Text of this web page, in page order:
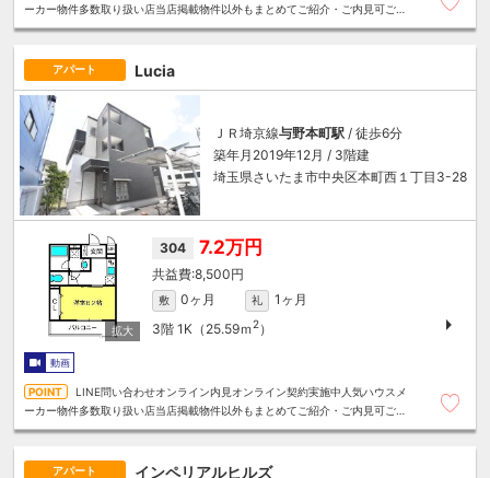
ーカー物件多数取り扱い店当店掲載物件以外もまとめてご紹介・ご内見可ご予
アパート Lucia
ＪＲ埼京線与野本町駅 / 徒歩6分
築年月2019年12月 / 3階建
埼玉県さいたま市中央区本町西１丁目3-28
304 7.2万円
8,500円
敷 0ヶ月 礼
1ヶ月
3階 1K（25.59ｍ 2）
動画
LINE問い合わせオンライン内見オンライン契約実施中人気ハウスメ
ーカー物件多数取り扱い店当店掲載物件以外もまとめてご紹介・ご内見可ご予
アパート インペリアルヒルズ